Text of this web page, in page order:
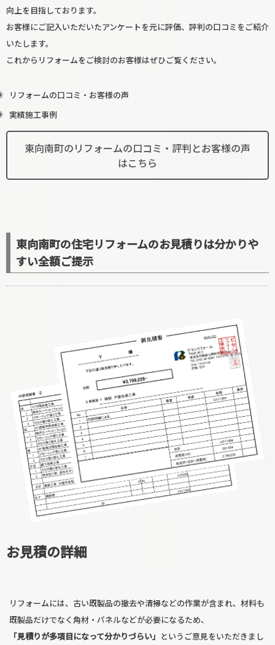
向上を目指しております。
お客様にご記入いただいたアンケートを元に評価、評判の口コミをご紹介
いたします。
これからリフォームをご検討のお客様はぜひご覧ください。
リフォームの口コミ・お客様の声
実績施工事例
東向南町のリフォームの口コミ・評判とお客様の声
はこちら
東向南町の住宅リフォームのお見積りは分かりや
すい全額ご提示
お見積の詳細
リフォームには、古い既製品の撤去や清掃などの作業が含まれ、材料も
既製品だけでなく角材・パネルなどが必要になるため、
「見積りが多項目になって分かりづらい」 というご意見をいただきまし